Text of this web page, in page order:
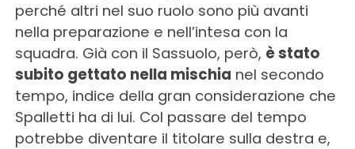
perché altri nel suo ruolo sono più avanti
nella preparazione e nell’intesa con la
squadra. Già con il Sassuolo, però, è stato
subito gettato nella mischia nel secondo
tempo, indice della gran considerazione che
Spalletti ha di lui. Col passare del tempo
potrebbe diventare il titolare sulla destra e,